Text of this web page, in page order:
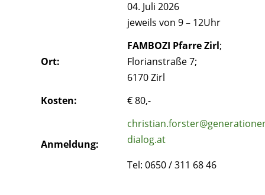
04. Juli 2026
jeweils von 9 – 12Uhr
Ort:
FAMBOZI Pfarre Zirl;
Florianstraße 7;
6170 Zirl
Kosten:
€ 80,-
Anmeldung:
dialog.at
Tel: 0650 / 311 68 46